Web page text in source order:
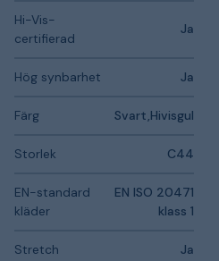
Hi-Vis-
certifierad
Ja
Hög synbarhet Ja
Färg Svart,Hivisgul
Storlek C44
EN-standard
kläder
EN ISO 20471
klass 1
Stretch Ja